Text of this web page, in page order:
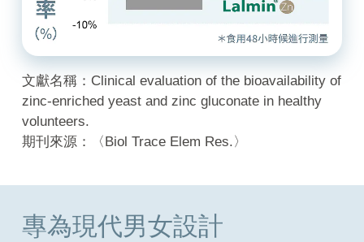
文獻名稱：Clinical evaluation of the bioavailability of
zinc-enriched yeast and zinc gluconate in healthy
volunteers.
期刊來源：〈Biol Trace Elem Res.〉
專為現代男女設計